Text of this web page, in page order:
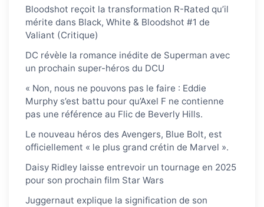
Bloodshot reçoit la transformation R-Rated qu’il
mérite dans Black, White & Bloodshot #1 de
Valiant (Critique)
DC révèle la romance inédite de Superman avec
un prochain super-héros du DCU
« Non, nous ne pouvons pas le faire : Eddie
Murphy s’est battu pour qu’Axel F ne contienne
pas une référence au Flic de Beverly Hills.
Le nouveau héros des Avengers, Blue Bolt, est
officiellement « le plus grand crétin de Marvel ».
Daisy Ridley laisse entrevoir un tournage en 2025
pour son prochain film Star Wars
Juggernaut explique la signification de son